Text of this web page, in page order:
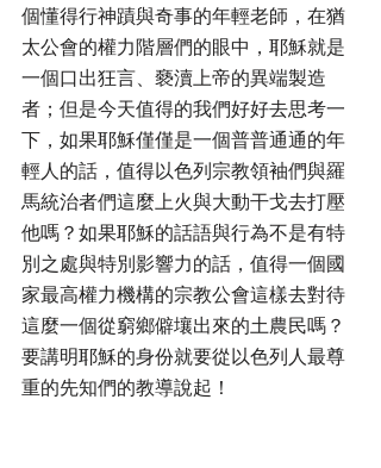
個懂得行神蹟與奇事的年輕老師，在猶
太公會的權力階層們的眼中，耶穌就是
一個口出狂言、褻瀆上帝的異端製造
者；但是今天值得的我們好好去思考一
下，如果耶穌僅僅是一個普普通通的年
輕人的話，值得以色列宗教領袖們與羅
馬統治者們這麼上火與大動干戈去打壓
他嗎？如果耶穌的話語與行為不是有特
別之處與特別影響力的話，值得一個國
家最高權力機構的宗教公會這樣去對待
這麼一個從窮鄉僻壤出來的土農民嗎？
要講明耶穌的身份就要從以色列人最尊
重的先知們的教導說起！